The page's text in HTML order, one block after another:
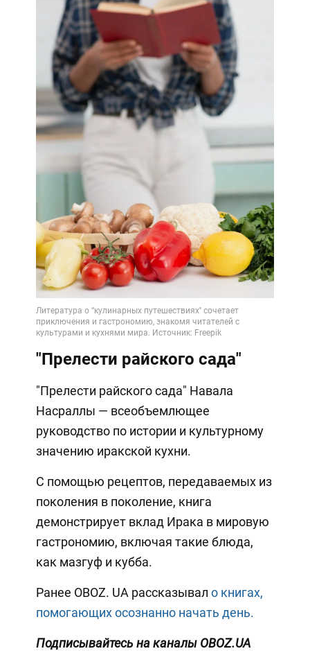
"Прелести райского сада"
"Прелести райского сада" Навала
Насраллы — всеобъемлющее
руководство по истории и культурному
значению иракской кухни.
С помощью рецептов, передаваемых из
поколения в поколение, книга
демонстрирует вклад Ирака в мировую
гастрономию, включая такие блюда,
как мазгуф и кубба.
Ранее OBOZ. UA рассказывал о книгах,
помогающих осознанно начать день.
Подписывайтесь на каналы OBOZ.UA